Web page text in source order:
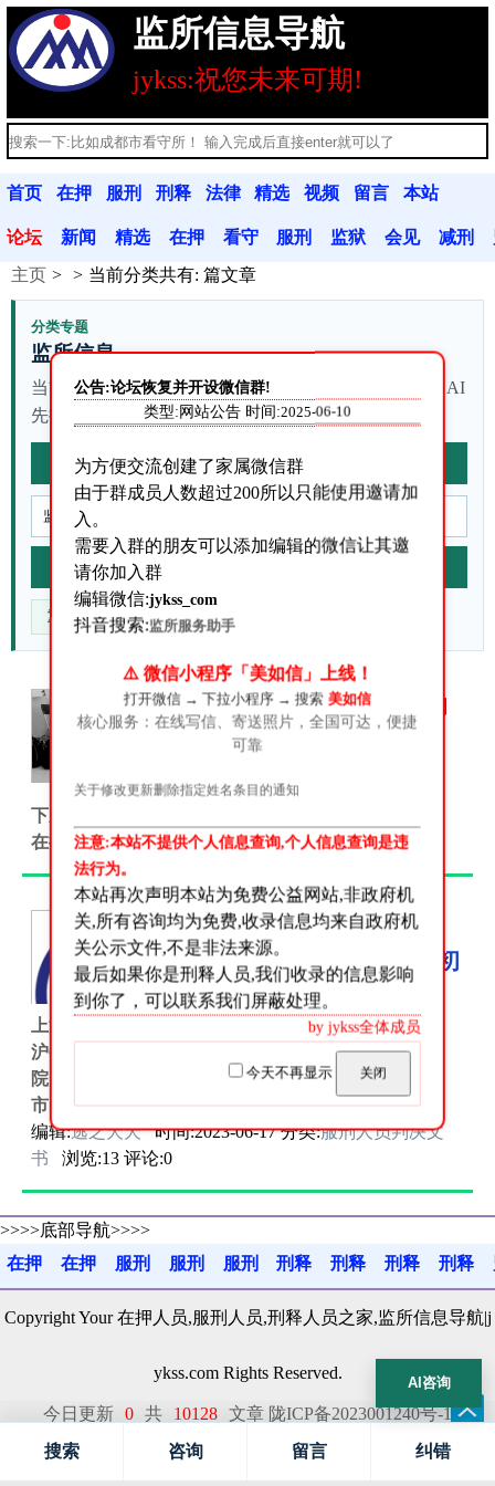
监所信息导航
jykss:祝您未来可期!
首页 在押
人员
服刑
人员
刑释
人员
法律
法规
精选
文章
视频
分享
留言
本
本站
公告
论坛 新闻
动态
精选
文章
在押
人员
看守
联系
服刑 监狱 会见 减刑
主页 当前分类共有: 篇文章
分类专题
监所信息
当前列表有 站内资料。不确定从哪篇开始时，可以让 AI
先按本站资料整理查询路径。
AI梳理本页
重点核对什么 官方来源在哪
答:关于我们是做什么的
关于我们是做什么的？很多朋
这个问题!这里我来统一答复一
下从我们的网站名字大家应该可以看得出来.我们是给
在押人员、服刑人员、刑满释放人员...
上海最高法院刑事判决
书--（2023）沪0115刑初
973号
上海市浦东新区人民法院刑事判决书案号：（2023）
沪0115刑初973号公诉机关上海市浦东新区人民检察
院。被告人马婥婧，女，1955年4月12日出生于上海
市，X...
编辑:逃之夭夭 时间:2023-06-17 分类:服刑人员判决文
书
浏览:13 评论:0
>>>>底部导航>>>>
在押
在押 服刑 服刑 服刑 刑释 刑释 刑释 刑释
Copyright Your 在押人员,服刑人员,刑释人员之家,监所信息导航|j
ykss.com Rights Reserved.
AI咨询
搜索 咨询 留言 纠错
今日更新 0 共 10128 文章 陇ICP备2023001240号-1
甘公网安备62122202000144号
网站地图:
公告:论坛恢复并开设微信群!
类型:网站公告 时间:2025-06-10
为方便交流创建了家属微信群
由于群成员人数超过200所以只能使用邀请加
入。
需要入群的朋友可以添加编辑的微信让其邀
请你加入群
编辑微信:jykss_com
抖音搜索:监所服务助手
⚠️ 微信小程序「美如信」上线！
打开微信 → 下拉小程序 → 搜索 美如信
核心服务：在线写信、寄送照片，全国可达，便捷
可靠
关于修改更新删除指定姓名条目的通知
注意:本站不提供个人信息查询,个人信息查询是违
法行为。
本站再次声明本站为免费公益网站,非政府机
关,所有咨询均为免费,收录信息均来自政府机
关公示文件,不是非法来源。
最后如果你是刑释人员,我们收录的信息影响
到你了，可以联系我们屏蔽处理。
by jykss全体成员
今天不再显示 关闭